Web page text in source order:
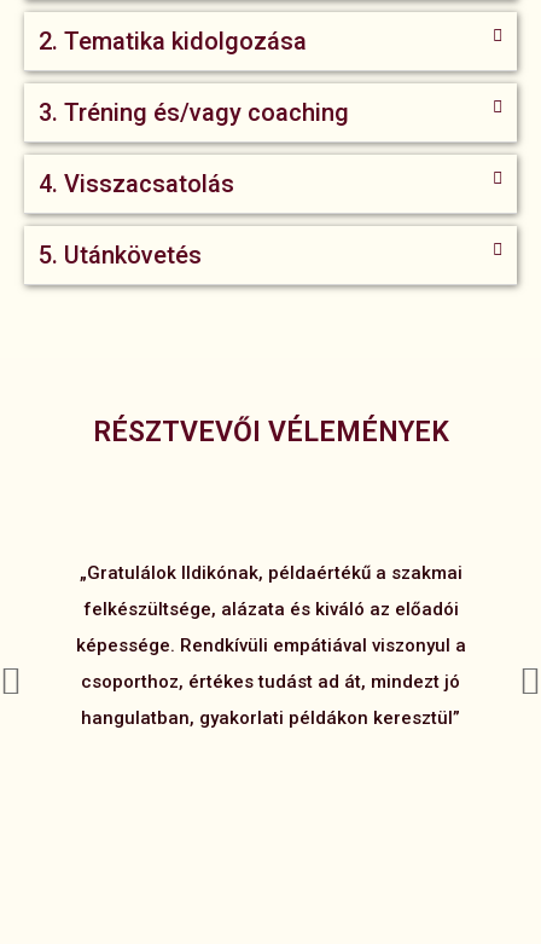
2. Tematika kidolgozása
3. Tréning és/vagy coaching
4. Visszacsatolás
5. Utánkövetés
RÉSZTVEVŐI VÉLEMÉNYEK
„Gratulálok Ildikónak, példaértékű a szakmai
felkészültsége, alázata és kiváló az előadói
képessége. Rendkívüli empátiával viszonyul a
csoporthoz, értékes tudást ad át, mindezt jó
hangulatban, gyakorlati példákon keresztül”